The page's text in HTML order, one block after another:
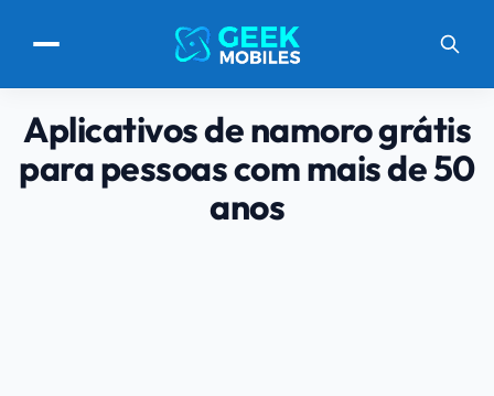
Aplicativos de namoro grátis
para pessoas com mais de 50
anos